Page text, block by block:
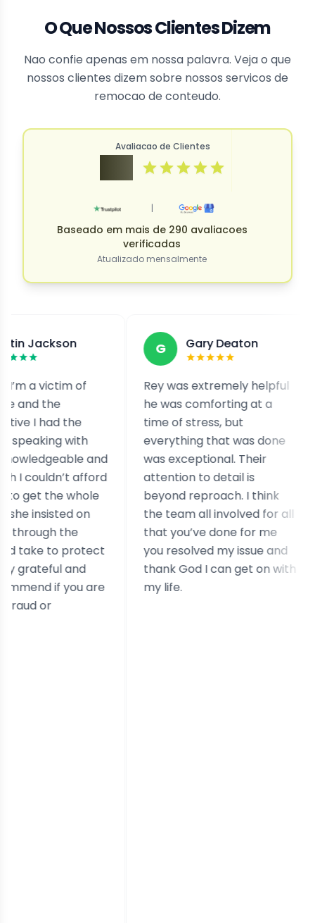
O Que Nossos Clientes Dizem
Nao confie apenas em nossa palavra. Veja o que
nossos clientes dizem sobre nossos servicos de
remocao de conteudo.
Avaliacao de Clientes
|
Baseado em mais de 290 avaliacoes
verificadas
Atualizado mensalmente
of
the
with
and
afford
whole
on
the
protect
and
you are
Gary Deaton
Rey was extremely helpful
he was comforting at a
time of stress, but
everything that was done
was exceptional. Their
attention to detail is
beyond reproach. I think
the team all involved for all
that you’ve done for me
you resolved my issue and
thank God I can get on with
my life.